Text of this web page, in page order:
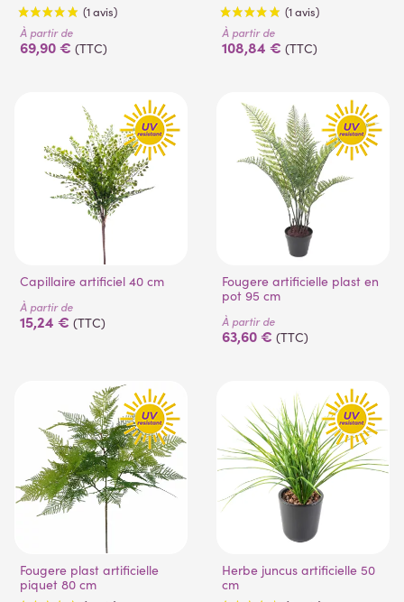
À partir de
69,90 € (TTC)
À partir de
108,84 € (TTC)
Capillaire artificiel 40 cm
À partir de
15,24 € (TTC)
Fougere artificielle plast en
pot 95 cm
À partir de
63,60 € (TTC)
Fougere plast artificielle
piquet 80 cm
Herbe juncus artificielle 50
cm